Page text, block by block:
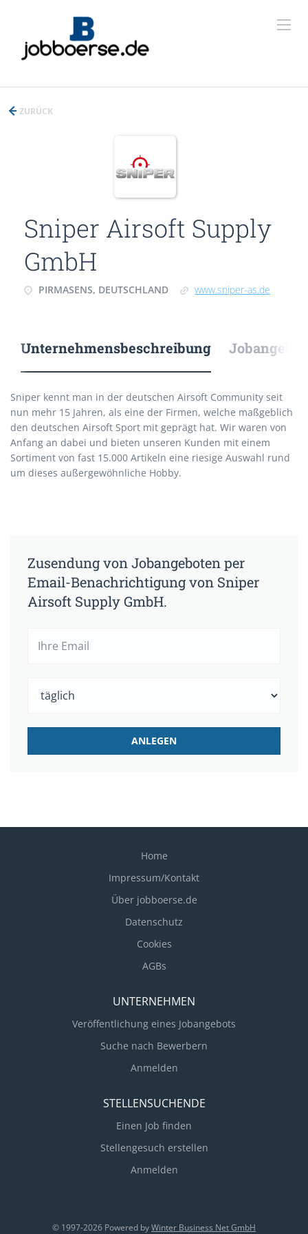
ZURÜCK
Sniper Airsoft Supply
GmbH
PIRMASENS, DEUTSCHLAND www.sniper-as.de
Unternehmensbeschreibung
Sniper kennt man in der deutschen Airsoft Community seit
nun mehr 15 Jahren, als eine der Firmen, welche maßgeblich
den deutschen Airsoft Sport mit geprägt hat. Wir waren von
Anfang an dabei und bieten unseren Kunden mit einem
Sortiment von fast 15.000 Artikeln eine riesige Auswahl rund
um dieses außergewöhnliche Hobby.
Zusendung von Jobangeboten per
Email-Benachrichtigung von Sniper
Airsoft Supply GmbH.
Home
Impressum/Kontakt
Über jobboerse.de
Datenschutz
Cookies
AGBs
UNTERNEHMEN
Veröffentlichung eines Jobangebots
Suche nach Bewerbern
Anmelden
STELLENSUCHENDE
Einen Job finden
Stellengesuch erstellen
Anmelden
© 1997-2026 Powered byWinter Business Net GmbH